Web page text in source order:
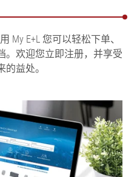
My E+L 您可以轻松下单、
。欢迎您立即注册，并享受
益处。